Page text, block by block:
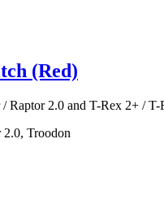
(Red)
Raptor 2.0 and T-Rex 2+ / T-
2.0, Troodon